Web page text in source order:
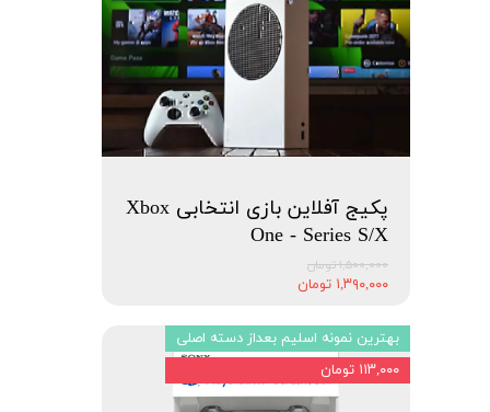
پکیج آفلاین بازی انتخابی Xbox
One - Series S/X
۱,۵۰۰,۰۰۰ تومان
۱,۳۹۰,۰۰۰ تومان
بهترین نمونه اسلیم بعداز دسته اصلی
۱۱۳,۰۰۰ تومان